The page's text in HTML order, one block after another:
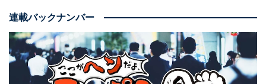
連載バックナンバー